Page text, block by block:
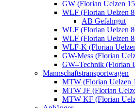
GW (Florian Uelzen
WLF (Florian Uelzen
AB Gefahrgut
WLF (Florian Uelzen
WLF (Florian Uelzen
WLF-K (Florian
GW-Mess (Florian
GW–Technik (Florian
Mannschaftstransportwagen
MTW (Florian Uelzen
MTW JF (Florian
MTW KF (Florian